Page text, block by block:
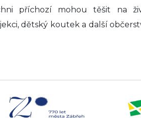
příchozí mohou těšit na
dětský koutek a další